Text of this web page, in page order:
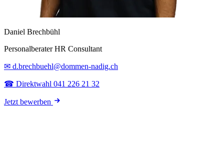
Daniel Brechbühl
Personalberater HR Consultant
✉ d.brechbuehl@dommen-nadig.ch
☎ Direktwahl 041 226 21 32
Jetzt bewerben